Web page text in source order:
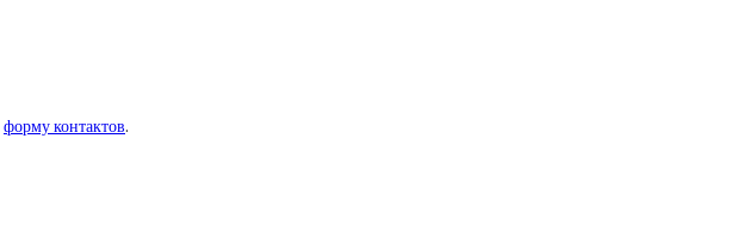
форму контактов.